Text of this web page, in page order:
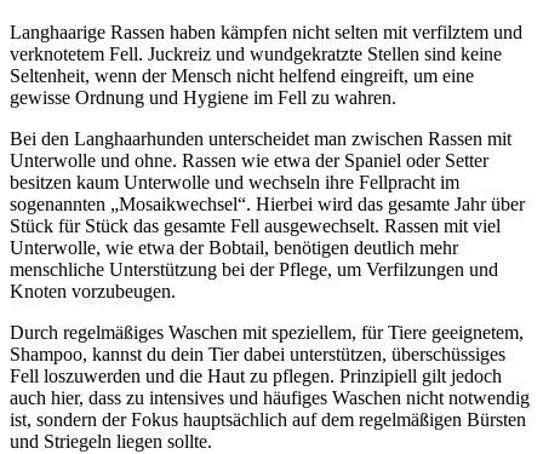
Langhaarige Rassen haben kämpfen nicht selten mit verfilztem und
verknotetem Fell. Juckreiz und wundgekratzte Stellen sind keine
Seltenheit, wenn der Mensch nicht helfend eingreift, um eine
gewisse Ordnung und Hygiene im Fell zu wahren.
Bei den Langhaarhunden unterscheidet man zwischen Rassen mit
Unterwolle und ohne. Rassen wie etwa der Spaniel oder Setter
besitzen kaum Unterwolle und wechseln ihre Fellpracht im
sogenannten „Mosaikwechsel“. Hierbei wird das gesamte Jahr über
Stück für Stück das gesamte Fell ausgewechselt. Rassen mit viel
Unterwolle, wie etwa der Bobtail, benötigen deutlich mehr
menschliche Unterstützung bei der Pflege, um Verfilzungen und
Knoten vorzubeugen.
Durch regelmäßiges Waschen mit speziellem, für Tiere geeignetem,
Shampoo, kannst du dein Tier dabei unterstützen, überschüssiges
Fell loszuwerden und die Haut zu pflegen. Prinzipiell gilt jedoch
auch hier, dass zu intensives und häufiges Waschen nicht notwendig
ist, sondern der Fokus hauptsächlich auf dem regelmäßigen Bürsten
und Striegeln liegen sollte.